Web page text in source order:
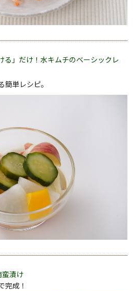
る」だけ！水キムチのベーシックレ
簡単レシピ。
蛮漬け
完成！